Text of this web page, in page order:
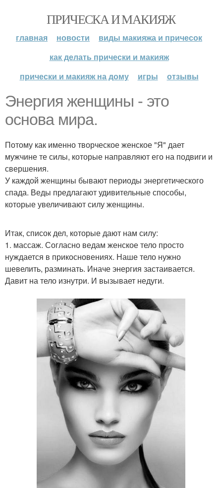
ПРИЧЕСКА И МАКИЯЖ
главная новости
виды макияжа и причесок
как делать прически и макияж
прически и макияж на дому
игры отзывы
Энергия женщины - это
основа мира.
Потому как именно творческое женское "Я" дает
мужчине те силы, которые направляют его на подвиги и
свершения.
У каждой женщины бывают периоды энергетического
спада. Веды предлагают удивительные способы,
которые увеличивают силу женщины.
Итак, список дел, которые дают нам силу:
1. массаж. Согласно ведам женское тело просто
нуждается в прикосновениях. Наше тело нужно
шевелить, разминать. Иначе энергия застаивается.
Давит на тело изнутри. И вызывает недуги.